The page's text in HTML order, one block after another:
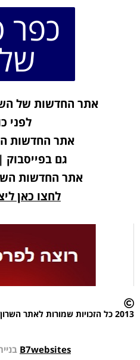
כפר
אתר החדשות של
לפני
אתר החדשות
גם בפייסבוק |
אתר החדשות
לחצו כאן
2013 כל הזכויות שמורות לאתר השרון פוסט
B7websites